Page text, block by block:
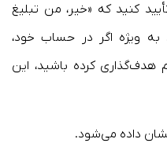
کنید که «خیر، من تبلیغ
به ویژه اگر در حساب خود،
هدف‌گذاری کرده باشید، این
داده می‌شود.